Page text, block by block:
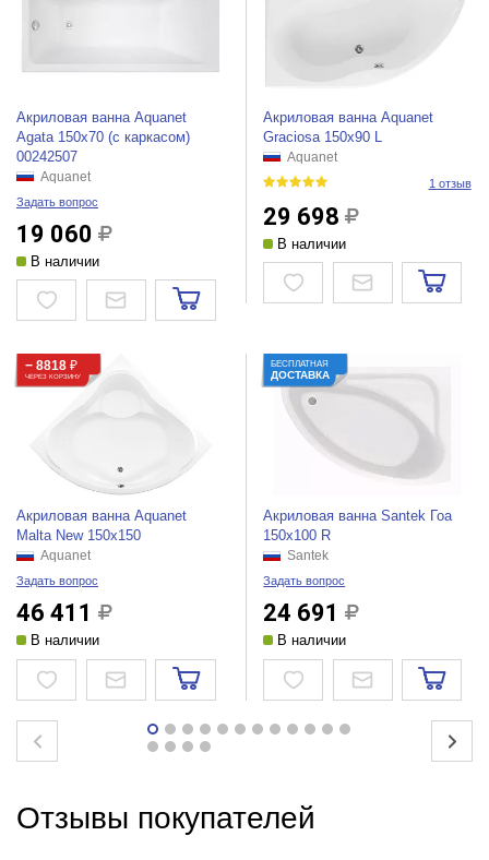
Акриловая ванна Aquanet
Agata 150x70 (с каркасом)
00242507
Aquanet
Задать вопрос
19 060
В наличии
Акриловая ванна Aquanet
Graciosa 150x90 L
Aquanet
1 отзыв
29 698
В наличии
− 8818 ₽
ЧЕРЕЗ КОРЗИНУ
Акриловая ванна Aquanet
Malta New 150x150
Aquanet
Задать вопрос
46 411
В наличии
БЕСПЛАТНАЯ
ДОСТАВКА
Акриловая ванна Santek Гоа
150x100 R
Santek
Задать вопрос
24 691
В наличии
Отзывы покупателей